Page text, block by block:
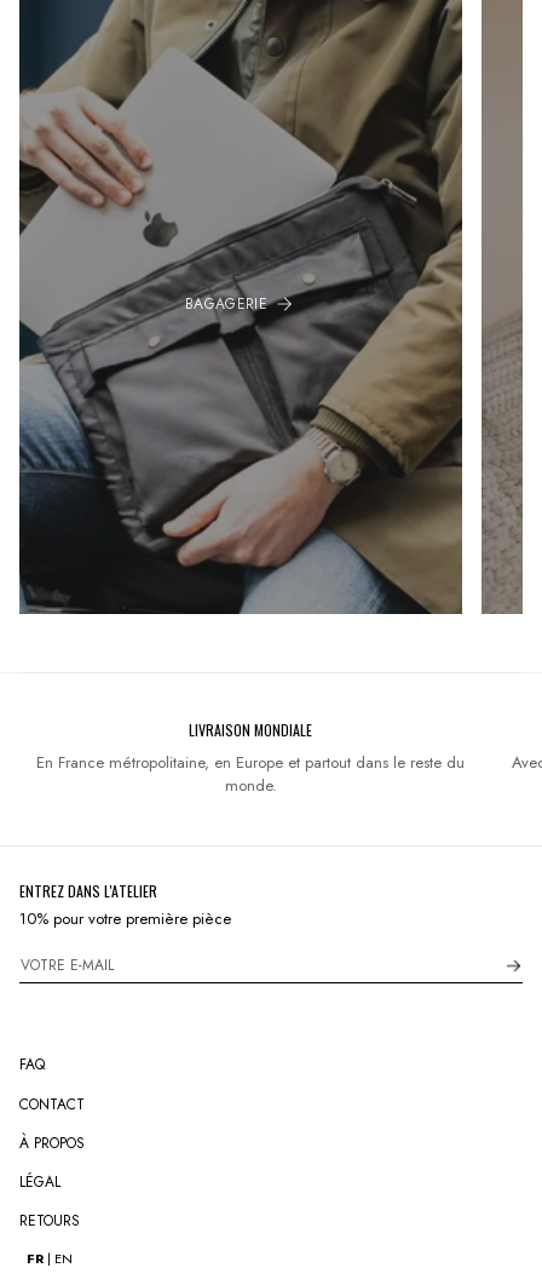
BAGAGERIE
LIVRAISON MONDIALE
En France métropolitaine, en Europe et partout dans le reste du
monde.
ENTREZ DANS L'ATELIER
10% pour votre première pièce
EMAIL
FAQ
CONTACT
À PROPOS
LÉGAL
RETOURS
FR | EN